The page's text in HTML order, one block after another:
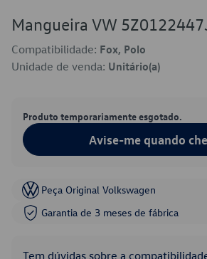
Mangueira VW
Compatibilidade: Fox, Polo
Unidade de venda: Unitário(a)
Produto temporariamente esgotado.
Avise-me quando
Peça Original Volkswagen
Garantia de 3 meses de fábrica
Tem dúvidas sobre a